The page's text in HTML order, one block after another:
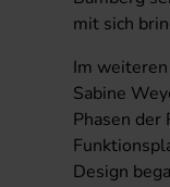
mit sich
Im
Sabine
Phasen
Design